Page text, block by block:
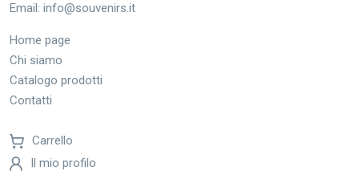
Email: info@souvenirs.it
Home page
Chi siamo
Catalogo prodotti
Contatti
Carrello
Il mio profilo